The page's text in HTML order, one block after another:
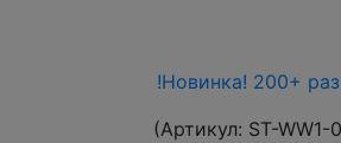
!Новинка! 200+
(Артикул: ST-